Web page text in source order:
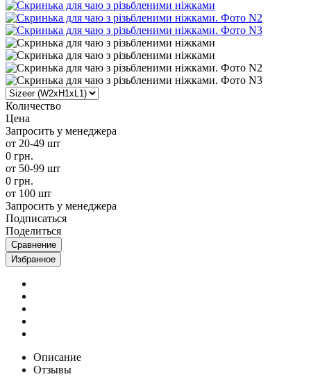
Количество
Цена
Запросить у менеджера
от 20-49 шт
0 грн.
от 50-99 шт
0 грн.
от 100 шт
Запросить у менеджера
Подписаться
Поделиться
Сравнение
Избранное
Описание
Отзывы